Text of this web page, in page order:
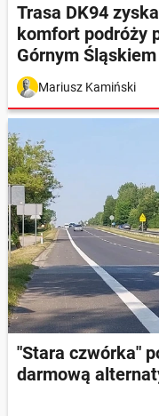
Trasa DK94
komfort podróży
Górnym Śląskiem
Mariusz Kamiński
"Stara czwórka"
darmową